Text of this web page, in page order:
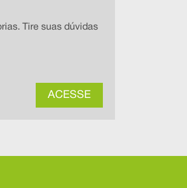
Tire suas dúvidas
ACESSE